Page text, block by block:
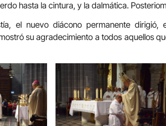
hasta la cintura, y la dalmática.
el nuevo diácono permanente dirigió,
su agradecimiento a todos aquellos